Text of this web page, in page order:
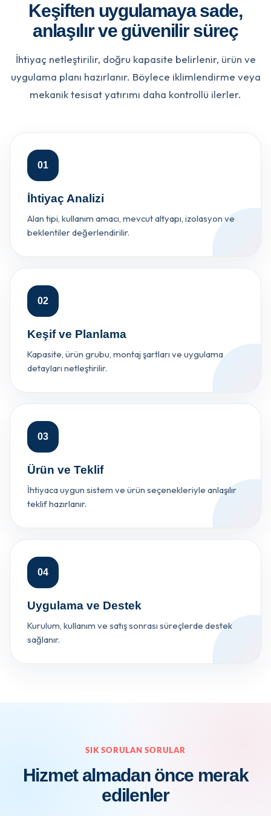
Keşiften uygulamaya sade,
anlaşılır ve güvenilir süreç
İhtiyaç netleştirilir, doğru kapasite belirlenir, ürün ve
uygulama planı hazırlanır. Böylece iklimlendirme veya
mekanik tesisat yatırımı daha kontrollü ilerler.
01
İhtiyaç Analizi
Alan tipi, kullanım amacı, mevcut altyapı, izolasyon ve
beklentiler değerlendirilir.
02
Keşif ve Planlama
Kapasite, ürün grubu, montaj şartları ve uygulama
detayları netleştirilir.
03
Ürün ve Teklif
İhtiyaca uygun sistem ve ürün seçenekleriyle anlaşılır
teklif hazırlanır.
04
Uygulama ve Destek
Kurulum, kullanım ve satış sonrası süreçlerde destek
sağlanır.
SIK SORULAN SORULAR
Hizmet almadan önce merak
edilenler